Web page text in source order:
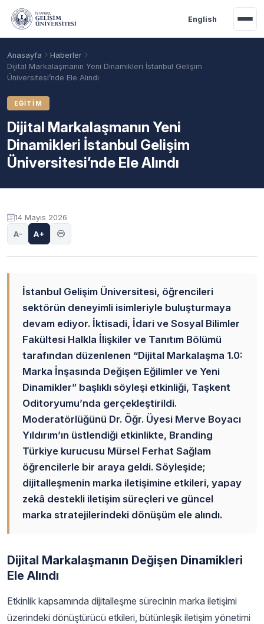
Ana içeriğe geç
English
Anasayfa
Haberler
Dijital Markalaşmanın Yeni Dinamikleri İstanbul Gelişim
Üniversitesi’nde Ele Alındı
EĞITIM
Dijital Markalaşmanın Yeni
Dinamikleri İstanbul Gelişim
Üniversitesi’nde Ele Alındı
14 Mayıs 2026
A- A+
İstanbul Gelişim Üniversitesi, öğrencileri
sektörün deneyimli isimleriyle buluşturmaya
devam ediyor. İktisadi, İdari ve Sosyal Bilimler
Fakültesi Halkla İlişkiler ve Tanıtım Bölümü
tarafından düzenlenen “Dijital Markalaşma 1.0:
Marka İnşasında Değişen Eğilimler ve Yeni
Dinamikler” başlıklı söyleşi etkinliği, Taşkent
Oditoryumu’nda gerçekleştirildi.
Moderatörlüğünü Dr. Öğr. Üyesi Merve Boyacı
Yıldırım’ın üstlendiği etkinlikte, Branding
Türkiye kurucusu Mürsel Ferhat Sağlam
öğrencilerle bir araya geldi. Söyleşide;
dijitalleşmenin marka iletişimine etkileri, yapay
zekâ destekli iletişim süreçleri ve güncel
marka stratejilerindeki dönüşüm ele alındı.
Dijital Markalaşmanın Değişen Dinamikleri
Ele Alındı
Etkinlik kapsamında dijitalleşme sürecinin marka iletişimi
üzerindeki dönüştürücü etkileri, bütünleşik iletişim yönetimi